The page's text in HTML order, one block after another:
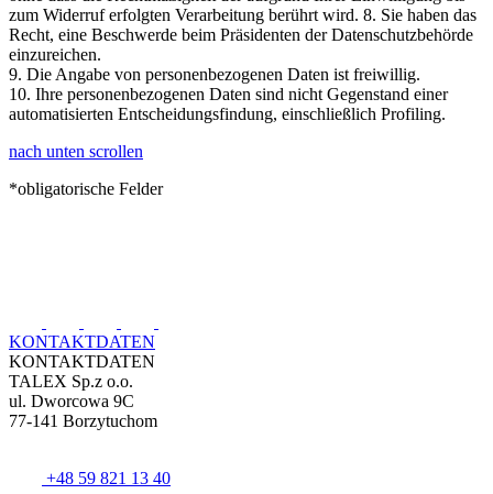
zum Widerruf erfolgten Verarbeitung berührt wird. 8. Sie haben das
Recht, eine Beschwerde beim Präsidenten der Datenschutzbehörde
einzureichen.
9. Die Angabe von personenbezogenen Daten ist freiwillig.
10. Ihre personenbezogenen Daten sind nicht Gegenstand einer
automatisierten Entscheidungsfindung, einschließlich Profiling.
nach unten scrollen
*obligatorische Felder
KONTAKTDATEN
KONTAKTDATEN
TALEX Sp.z o.o.
ul. Dworcowa 9C
77-141 Borzytuchom
+48 59 821 13 40